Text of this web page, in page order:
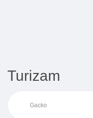
Turizam